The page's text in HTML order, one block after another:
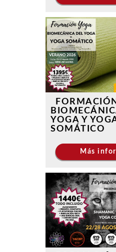
YOGA Y
SOMÁTICO
Más